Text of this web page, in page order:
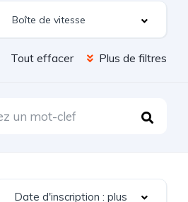
Tout effacer Plus de filtres
Date d'inscription : plus